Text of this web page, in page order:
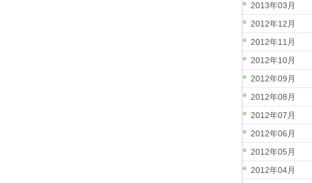
2013年03月
2012年12月
2012年11月
2012年10月
2012年09月
2012年08月
2012年07月
2012年06月
2012年05月
2012年04月